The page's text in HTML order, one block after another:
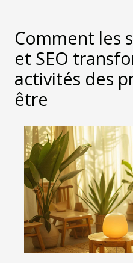
Comment les
et SEO
activités des
être